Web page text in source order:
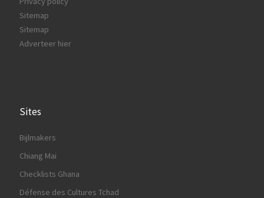
Sitemap
Sitemap
Adverteer hier
Sites
Bijlmakers
Chiang Mai
Checklists Ghana
Défense des Cultures Tchad